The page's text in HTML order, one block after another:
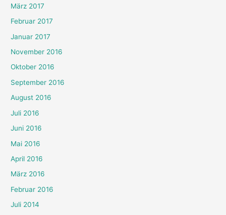
März 2017
Februar 2017
Januar 2017
November 2016
Oktober 2016
September 2016
August 2016
Juli 2016
Juni 2016
Mai 2016
April 2016
März 2016
Februar 2016
Juli 2014